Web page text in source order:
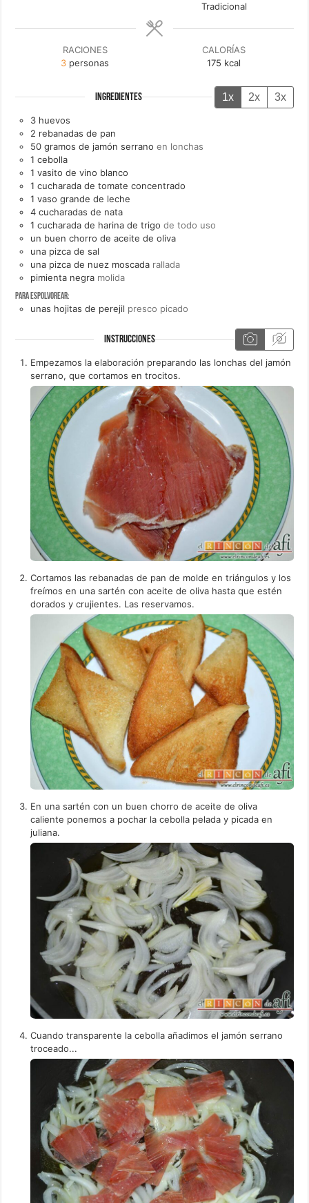
Tradicional
RACIONES
3 personas
CALORÍAS
175 kcal
INGREDIENTES 1x 2x 3x
3 huevos
2 rebanadas de pan
50 gramos de jamón serrano en lonchas
1 cebolla
1 vasito de vino blanco
1 cucharada de tomate concentrado
1 vaso grande de leche
4 cucharadas de nata
1 cucharada de harina de trigo de todo uso
un buen chorro de aceite de oliva
una pizca de sal
una pizca de nuez moscada rallada
pimienta negra molida
Para espolvorear:
unas hojitas de perejil presco picado
INSTRUCCIONES
Empezamos la elaboración preparando las lonchas del jamón
serrano, que cortamos en trocitos.
Cortamos las rebanadas de pan de molde en triángulos y los
freímos en una sartén con aceite de oliva hasta que estén
dorados y crujientes. Las reservamos.
En una sartén con un buen chorro de aceite de oliva
caliente ponemos a pochar la cebolla pelada y picada en
juliana.
Cuando transparente la cebolla añadimos el jamón serrano
troceado...